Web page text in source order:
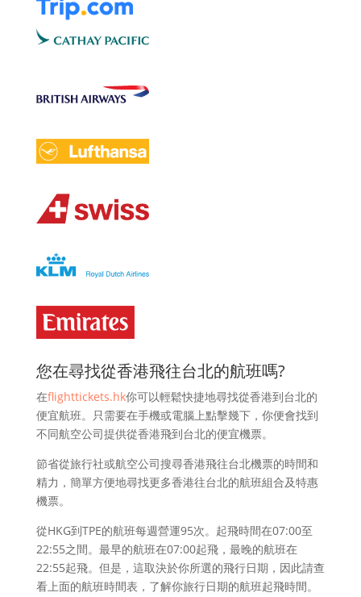
您在尋找從香港飛往台北的航班嗎?
在flighttickets.hk你可以輕鬆快捷地尋找從香港到台北的
便宜航班。只需要在手機或電腦上點擊幾下，你便會找到
不同航空公司提供從香港飛到台北的便宜機票。
節省從旅行社或航空公司搜尋香港飛往台北機票的時間和
精力，簡單方便地尋找更多香港往台北的航班組合及特惠
機票。
從HKG到TPE的航班每週營運95次。起飛時間在07:00至
22:55之間。最早的航班在07:00起飛，最晚的航班在
22:55起飛。但是，這取決於你所選的飛行日期，因此請查
看上面的航班時間表，了解你旅行日期的航班起飛時間。